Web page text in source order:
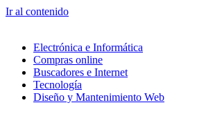
Ir al contenido
Electrónica e Informática
Compras online
Buscadores e Internet
Tecnología
Diseño y Mantenimiento Web